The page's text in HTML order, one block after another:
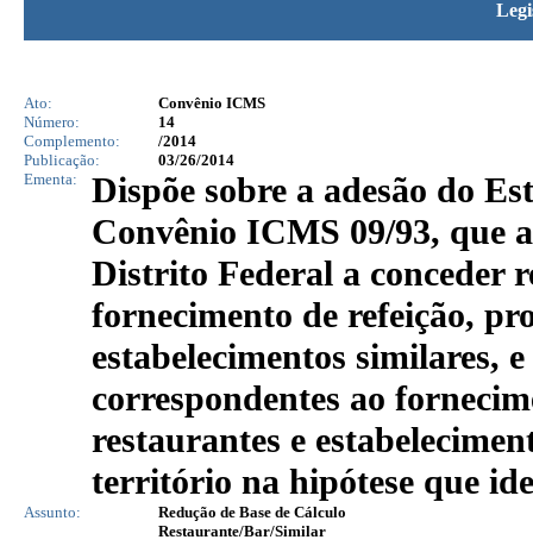
Ato:
Convênio ICMS
Número:
14
Complemento:
/2014
Publicação:
03/26/2014
Ementa:
Dispõe sobre a adesão do
Convênio ICMS 09/93, que
Distrito Federal a conceder
fornecimento de refeição,
estabelecimentos similares,
correspondentes ao
restaurantes e
território na hipótese que
Assunto:
Redução de Base de Cálculo
Restaurante/Bar/Similar